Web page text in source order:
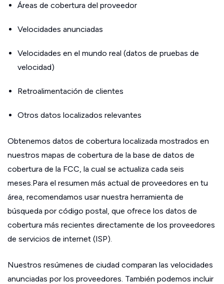
Áreas de cobertura del proveedor
Velocidades anunciadas
Velocidades en el mundo real (datos de pruebas de
velocidad)
Retroalimentación de clientes
Otros datos localizados relevantes
Obtenemos datos de cobertura localizada mostrados en
nuestros mapas de cobertura de la base de datos de
cobertura de la FCC, la cual se actualiza cada seis
meses.Para el resumen más actual de proveedores en tu
área, recomendamos usar nuestra herramienta de
búsqueda por código postal, que ofrece los datos de
cobertura más recientes directamente de los proveedores
de servicios de internet (ISP).
Nuestros resúmenes de ciudad comparan las velocidades
anunciadas por los proveedores. También podemos incluir